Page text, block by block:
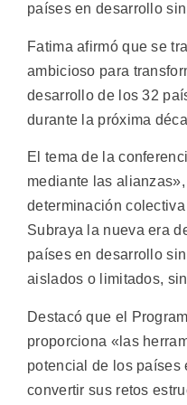
países en desarrollo
Fatima afirmó que se
ambicioso para
desarrollo de los 32
durante la próxima
El tema de la
mediante las
determinación
Subraya la nueva era
países en desarrollo
aislados o limitados,
Destacó que el
proporciona «las
potencial de los países
convertir sus retos